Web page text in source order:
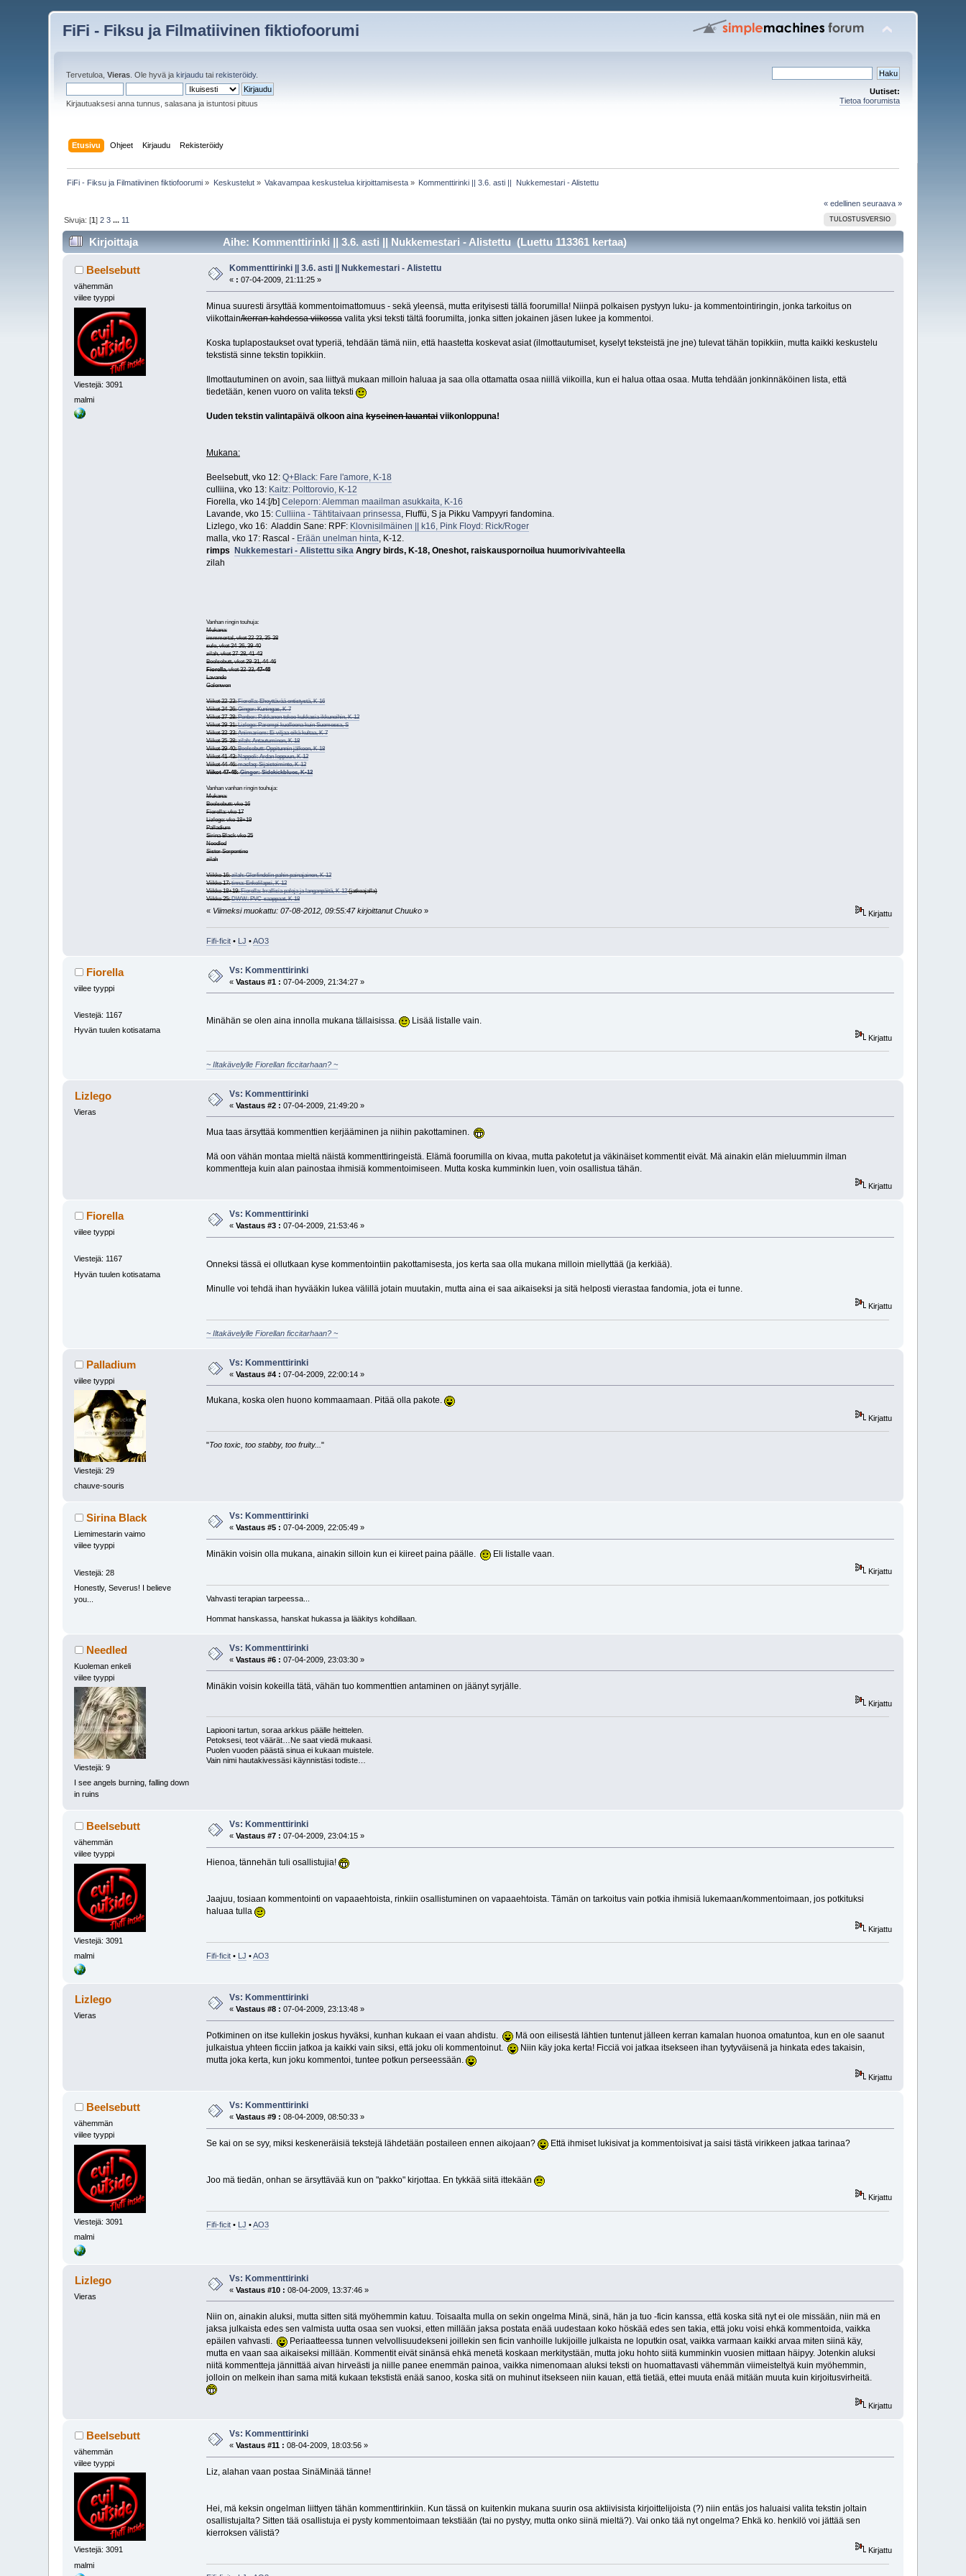
FiFi - Fiksu ja Filmatiivinen fiktiofoorumi
Tervetuloa,Vieras . Ole hyvä jakirjaudu tairekisteröidy.
Kirjautuaksesi anna tunnus, salasana ja istuntosi pituus
Uutiset:
Tietoa foorumista
Etusivu Ohjeet Kirjaudu Rekisteröidy
FiFi - Fiksu ja Filmatiivinen fiktiofoorumi » Keskustelut» Vakavampaa keskustelua kirjoittamisesta » Kommenttirinki || 3.6. asti ||  Nukkemestari - Alistettu
« edellinen seuraava »
TULOSTUSVERSIO
Sivuja: [1]2 3 ... 11
Kirjoittaja Aihe: Kommenttirinki || 3.6. asti || Nukkemestari - Alistettu (Luettu 113361 kertaa)
Beelsebutt
vähemmän
viilee tyyppi
Viestejä: 3091
malmi
Kommenttirinki || 3.6. asti || Nukkemestari - Alistettu
« : 07-04-2009, 21:11:25 »
Minua suuresti ärsyttää kommentoimattomuus - sekä yleensä, mutta erityisesti tällä foorumilla! Niinpä polkaisen pystyyn luku- ja kommentointiringin, jonka tarkoitus on
viikottain/kerran kahdessa viikossavalita yksi teksti tältä foorumilta, jonka sitten jokainen jäsen lukee ja kommentoi.
Koska tuplapostaukset ovat typeriä, tehdään tämä niin, että haastetta koskevat asiat (ilmottautumiset, kyselyt teksteistä jne jne) tulevat tähän topikkiin, mutta kaikki keskustelu
tekstistä sinne tekstin topikkiin.
Ilmottautuminen on avoin, saa liittyä mukaan milloin haluaa ja saa olla ottamatta osaa niillä viikoilla, kun ei halua ottaa osaa. Mutta tehdään jonkinnäköinen lista, että
tiedetään, kenen vuoro on valita teksti
Uuden tekstin valintapäivä olkoon ainakyseinen lauantaiviikonloppuna!
Mukana:
Beelsebutt, vko 12: Q+Black: Fare l'amore, K-18
culliina, vko 13: Kaitz: Polttorovio, K-12
Fiorella, vko 14:[/b] Celeporn: Alemman maailman asukkaita, K-16
Lavande, vko 15: Culliina - Tähtitaivaan prinsessa, Fluffü, S ja Pikku Vampyyri fandomina.
Lizlego, vko 16: Aladdin Sane: RPF: Klovnisilmäinen || k16, Pink Floyd: Rick/Roger
malla, vko 17: Rascal - Erään unelman hinta, K-12.
rimps
Nukkemestari - Alistettu sikaAngry birds, K-18, Oneshot, raiskauspornoilua huumorivivahteella
zilah
Vanhan ringin touhuja:
Mukana:
immmortal, vkot 22-23, 35-38
sulo, vkot 24-26, 39-40
zilah, vkot 27-28, 41-43
Beelsebutt, vkot 29-31, 44-46
Fiorella, vkot 32-33,47-48
Lavande
Galenwen
Viikot 22-23:Fiorella: Eheyttävää entistystä, K-16
Viikot 24-26:Ginger: Kuningas, K-7
Viikot 27-28:Penber: Pakkanen tekee kukkasia ikkunoihin, K-12
Viikot 29-31:Lizlego: Parempi kuolleena kuin Suomessa, S
Viikot 32-33:Aniimariem: Ei viljaa eikä kultaa, K-7
Viikot 35-38:zilah: Antautuminen, K-18
Viikot 39-40:Beelsebutt: Oppitunnin jälkeen, K-18
Viikot 41-43:Nappeli: Ardan loppuun, K-12
Viikot 44-46:macfaq: Sijaistoiminto, K-12
Viikot 47-48:Ginger: Sidekickblues, K-12
Vanhan vanhan ringin touhuja:
Mukana:
Beelsebutt: vko 16
Fiorella: vko 17
Lizlego: vko 18+19
Palladium
Sirina Black vko 25
Needled
Sister Serpentine
zilah
Viikko 16:zilah: Glorfindelin pahin painajainen, K-12
Viikko 17:tinna: Enkelilapsi, K-12
Viikko 18+19:Fiorella: Irrallisia paloja ja langanpäitä, K-12(jatkoajalla)
Viikko 25:DWW: PVC-saappaat, K-18
« Viimeksi muokattu: 07-08-2012, 09:55:47 kirjoittanut Chuuko» Kirjattu
Fifi-ficit• LJ •AO3
Fiorella
viilee tyyppi
Viestejä: 1167
Hyvän tuulen kotisatama
Vs: Kommenttirinki
«Vastaus #1 : 07-04-2009, 21:34:27 »
Minähän se olen aina innolla mukana tällaisissa. Lisää listalle vain.
Kirjattu
~ Iltakävelylle Fiorellan ficcitarhaan? ~
Lizlego
Vieras
Vs: Kommenttirinki
«Vastaus #2 : 07-04-2009, 21:49:20 »
Mua taas ärsyttää kommenttien kerjääminen ja niihin pakottaminen.
Mä oon vähän montaa mieltä näistä kommenttiringeistä. Elämä foorumilla on kivaa, mutta pakotetut ja väkinäiset kommentit eivät. Mä ainakin elän mieluummin ilman
kommentteja kuin alan painostaa ihmisiä kommentoimiseen. Mutta koska kumminkin luen, voin osallistua tähän.
Kirjattu
Fiorella
viilee tyyppi
Viestejä: 1167
Hyvän tuulen kotisatama
Vs: Kommenttirinki
«Vastaus #3 : 07-04-2009, 21:53:46 »
Onneksi tässä ei ollutkaan kyse kommentointiin pakottamisesta, jos kerta saa olla mukana milloin miellyttää (ja kerkiää).
Minulle voi tehdä ihan hyvääkin lukea välillä jotain muutakin, mutta aina ei saa aikaiseksi ja sitä helposti vierastaa fandomia, jota ei tunne.
Kirjattu
~ Iltakävelylle Fiorellan ficcitarhaan? ~
Palladium
viilee tyyppi
Viestejä: 29
chauve-souris
Vs: Kommenttirinki
«Vastaus #4 : 07-04-2009, 22:00:14 »
Mukana, koska olen huono kommaamaan. Pitää olla pakote.
Kirjattu
"Too toxic, too stabby, too fruity... "
Sirina Black
Liemimestarin vaimo
viilee tyyppi
Viestejä: 28
Honestly, Severus! I believe
you...
Vs: Kommenttirinki
«Vastaus #5 : 07-04-2009, 22:05:49 »
Minäkin voisin olla mukana, ainakin silloin kun ei kiireet paina päälle. Eli listalle vaan.
Kirjattu
Vahvasti terapian tarpeessa...
Hommat hanskassa, hanskat hukassa ja lääkitys kohdillaan.
Needled
Kuoleman enkeli
viilee tyyppi
Viestejä: 9
I see angels burning, falling down
in ruins
Vs: Kommenttirinki
«Vastaus #6 : 07-04-2009, 23:03:30 »
Minäkin voisin kokeilla tätä, vähän tuo kommenttien antaminen on jäänyt syrjälle.
Kirjattu
Lapiooni tartun, soraa arkkus päälle heittelen.
Petoksesi, teot väärät…Ne saat viedä mukaasi.
Puolen vuoden päästä sinua ei kukaan muistele.
Vain nimi hautakivessäsi käynnistäsi todiste…
Beelsebutt
vähemmän
viilee tyyppi
Viestejä: 3091
malmi
Vs: Kommenttirinki
«Vastaus #7 : 07-04-2009, 23:04:15 »
Hienoa, tännehän tuli osallistujia!
Jaajuu, tosiaan kommentointi on vapaaehtoista, rinkiin osallistuminen on vapaaehtoista. Tämän on tarkoitus vain potkia ihmisiä lukemaan/kommentoimaan, jos potkituksi
haluaa tulla
Kirjattu
Fifi-ficit• LJ •AO3
Lizlego
Vieras
Vs: Kommenttirinki
«Vastaus #8 : 07-04-2009, 23:13:48 »
Potkiminen on itse kullekin joskus hyväksi, kunhan kukaan ei vaan ahdistu.
Mä oon eilisestä lähtien tuntenut jälleen kerran kamalan huonoa omatuntoa, kun en ole saanut
julkaistua yhteen ficciin jatkoa ja kaikki vain siksi, että joku oli kommentoinut.
Niin käy joka kerta! Ficciä voi jatkaa itsekseen ihan tyytyväisenä ja hinkata edes takaisin,
mutta joka kerta, kun joku kommentoi, tuntee potkun perseessään.
Kirjattu
Beelsebutt
vähemmän
viilee tyyppi
Viestejä: 3091
malmi
Vs: Kommenttirinki
«Vastaus #9 : 08-04-2009, 08:50:33 »
Se kai on se syy, miksi keskeneräisiä tekstejä lähdetään postaileen ennen aikojaan? Että ihmiset lukisivat ja kommentoisivat ja saisi tästä virikkeen jatkaa tarinaa?
Joo mä tiedän, onhan se ärsyttävää kun on "pakko" kirjottaa. En tykkää siitä ittekään
Kirjattu
Fifi-ficit• LJ •AO3
Lizlego
Vieras
Vs: Kommenttirinki
«Vastaus #10 : 08-04-2009, 13:37:46 »
Niin on, ainakin aluksi, mutta sitten sitä myöhemmin katuu. Toisaalta mulla on sekin ongelma Minä, sinä, hän ja tuo -ficin kanssa, että koska sitä nyt ei ole missään, niin mä en
jaksa julkaista edes sen valmista uutta osaa sen vuoksi, etten millään jaksa postata enää uudestaan koko höskää edes sen takia, että joku voisi ehkä kommentoida, vaikka
epäilen vahvasti.
Periaatteessa tunnen velvollisuudekseni joillekin sen ficin vanhoille lukijoille julkaista ne loputkin osat, vaikka varmaan kaikki arvaa miten siinä käy,
mutta en vaan saa aikaiseksi millään. Kommentit eivät sinänsä ehkä menetä koskaan merkitystään, mutta joku hohto siitä kumminkin vuosien mittaan häipyy. Jotenkin aluksi
niitä kommentteja jännittää aivan hirveästi ja niille panee enemmän painoa, vaikka nimenomaan aluksi teksti on huomattavasti vähemmän viimeisteltyä kuin myöhemmin,
jolloin on melkein ihan sama mitä kukaan tekstistä enää sanoo, koska sitä on muhinut itsekseen niin kauan, että tietää, ettei muuta enää mitään muuta kuin kirjoitusvirheitä.
Kirjattu
Beelsebutt
vähemmän
viilee tyyppi
Viestejä: 3091
malmi
Vs: Kommenttirinki
«Vastaus #11 : 08-04-2009, 18:03:56 »
Liz, alahan vaan postaa SinäMinää tänne!
Hei, mä keksin ongelman liittyen tähän kommenttirinkiin. Kun tässä on kuitenkin mukana suurin osa aktiivisista kirjoittelijoista (?) niin entäs jos haluaisi valita tekstin joltain
osallistujalta? Sitten tää osallistuja ei pysty kommentoimaan tekstiään (tai no pystyy, mutta onko siinä mieltä?). Vai onko tää nyt ongelma? Ehkä ko. henkilö voi jättää sen
kierroksen välistä?
Kirjattu